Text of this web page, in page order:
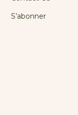
S’abonner